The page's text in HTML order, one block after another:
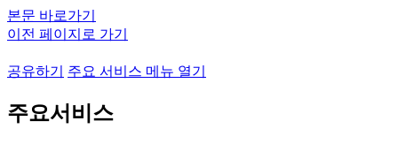
본문 바로가기
이전 페이지로 가기
공유하기 주요 서비스 메뉴 열기
주요서비스